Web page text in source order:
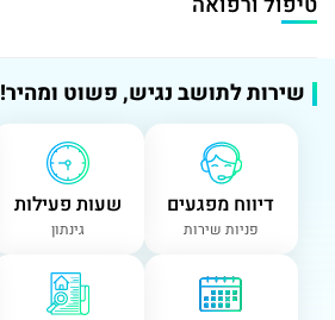
שירות לתושב נגיש, פשוט ומהיר!
דיווח מפגעים
פניות שירות
שעות פעילות
גינתון